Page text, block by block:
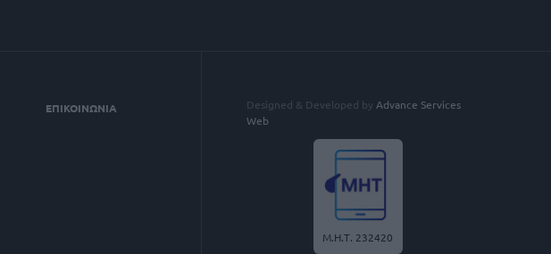
ΕΠΙΚΟΙΝΩΝΙΑ
Designed & Developed by Advance Services
Web
Μ.Η.Τ. 232420